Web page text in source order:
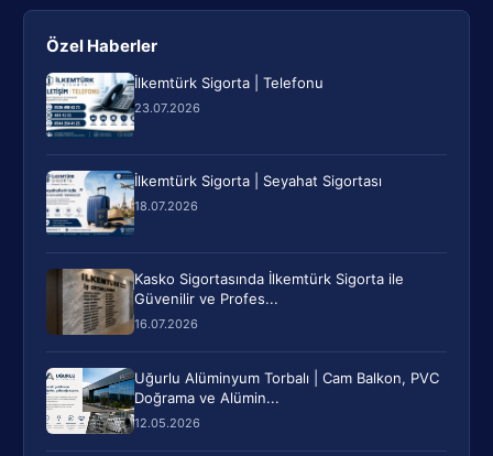
Özel Haberler
İlkemtürk Sigorta | Telefonu
23.07.2026
İlkemtürk Sigorta | Seyahat Sigortası
18.07.2026
Kasko Sigortasında İlkemtürk Sigorta ile
Güvenilir ve Profes...
16.07.2026
Uğurlu Alüminyum Torbalı | Cam Balkon, PVC
Doğrama ve Alümin...
12.05.2026